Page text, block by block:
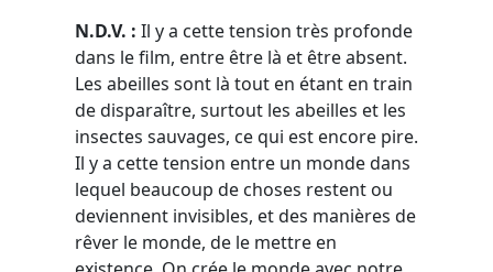
N.D.V. : Il y a cette tension très profonde
dans le film, entre être là et être absent.
Les abeilles sont là tout en étant en train
de disparaître, surtout les abeilles et les
insectes sauvages, ce qui est encore pire.
Il y a cette tension entre un monde dans
lequel beaucoup de choses restent ou
deviennent invisibles, et des manières de
rêver le monde, de le mettre en